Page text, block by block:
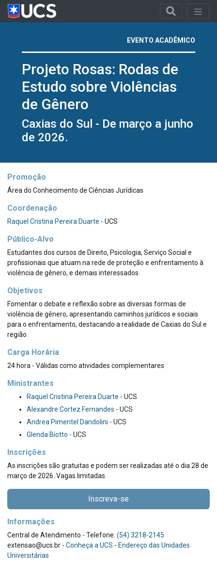
EVENTO ACADÊMICO
Projeto Rosas: Rodas de
Estudo sobre Violências
de Gênero
Caxias do Sul - De março a junho
de 2026.
Promoção
Área do Conhecimento de Ciências Jurídicas
Coordenação
Raquel Cristina Pereira Duarte - UCS
Público-Alvo
Estudantes dos cursos de Direito, Psicologia, Serviço Social e
profissionais que atuam na rede de proteção e enfrentamento à
violência de gênero, e demais interessados.
Objetivos
Fomentar o debate e reflexão sobre as diversas formas de
violência de gênero, apresentando caminhos jurídicos e sociais
para o enfrentamento, destacando a realidade de Caxias do Sul e
região.
Carga Horária
24 hora - Válidas como atividades complementares
Ministrantes
Raquel Cristina Pereira Duarte - UCS
Alexandre Cortez Fernandes - UCS
Andrea Pimentel Dandolini - UCS
Glenda Biotto - UCS
Inscrições
As inscrições são gratuitas e podem ser realizadas até o dia 28 de
março de 2026. Vagas limitadas.
Inscreva-se
Informações
Central de Atendimento - Telefone: (54) 3218-2145
extensao@ucs.br - Conheça a UCS - Endereço das Unidades
Universitárias